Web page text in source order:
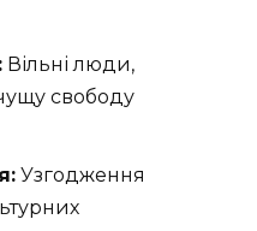
Вільні люди,
свободу
Узгодження